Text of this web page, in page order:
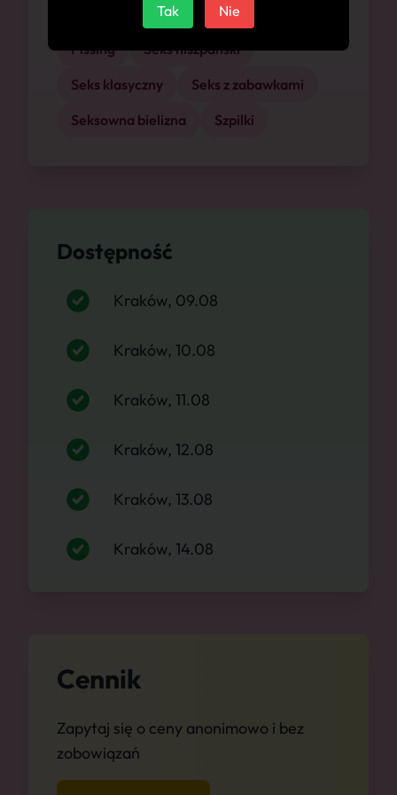
Od tyłu
Pissing
Seks hiszpański
Seks klasyczny
Seks z zabawkami
Seksowna bielizna
Szpilki
Dostępność
Kraków, 09.08
Kraków, 10.08
Kraków, 11.08
Kraków, 12.08
Kraków, 13.08
Kraków, 14.08
Cennik
Zapytaj się o ceny anonimowo i bez
zobowiązań
Tak Nie